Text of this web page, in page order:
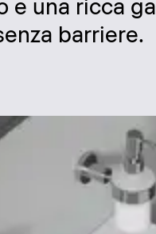
e una ricca
barriere.